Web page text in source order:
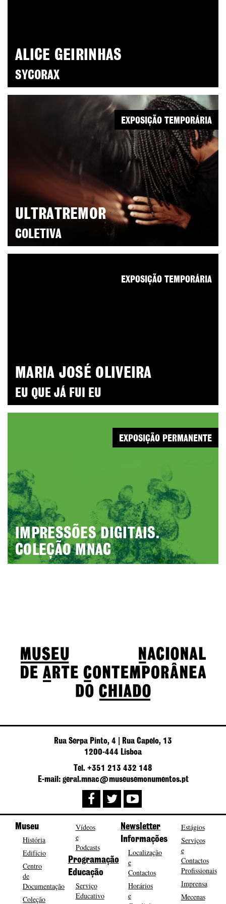
ALICE GEIRINHAS
SYCORAX
ULTRATREMOR
COLETIVA
EXPOSIÇÃO TEMPORÁRIA
MARIA JOSÉ OLIVEIRA
EU QUE JÁ FUI EU
EXPOSIÇÃO TEMPORÁRIA
IMPRESSÕES DIGITAIS.
COLEÇÃO MNAC
EXPOSIÇÃO PERMANENTE
Rua Serpa Pinto, 4 | Rua Capelo, 13
1200-444 Lisboa
Tel. +351 213 432 148
E-mail: geral.mnac@museusemonumentos.pt
Museu
História
Edifício
Centro
de
Documentação
Coleção
Vídeos
e
Podcasts
Programação
Educação
Serviço
Educativo
Newsletter
Informações
Localização
e
Contactos
Horários
e
Estágios
Serviços
e
Contactos
Profissionais
Imprensa
Mecenas